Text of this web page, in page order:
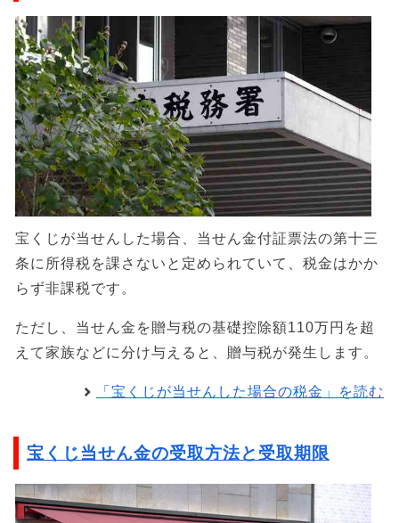
宝くじが当せんした場合、当せん金付証票法の第十三
条に所得税を課さないと定められていて、税金はかか
らず非課税です。
ただし、当せん金を贈与税の基礎控除額110万円を超
えて家族などに分け与えると、贈与税が発生します。
「宝くじが当せんした場合の税金」を読む
宝くじ当せん金の受取方法と受取期限